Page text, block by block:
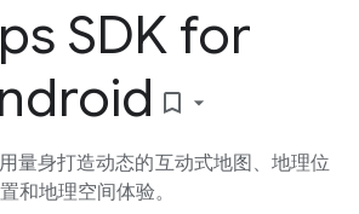
SDK for
bookmark_border
量身打造动态的互动式地图、地理位
置和地理空间体验。